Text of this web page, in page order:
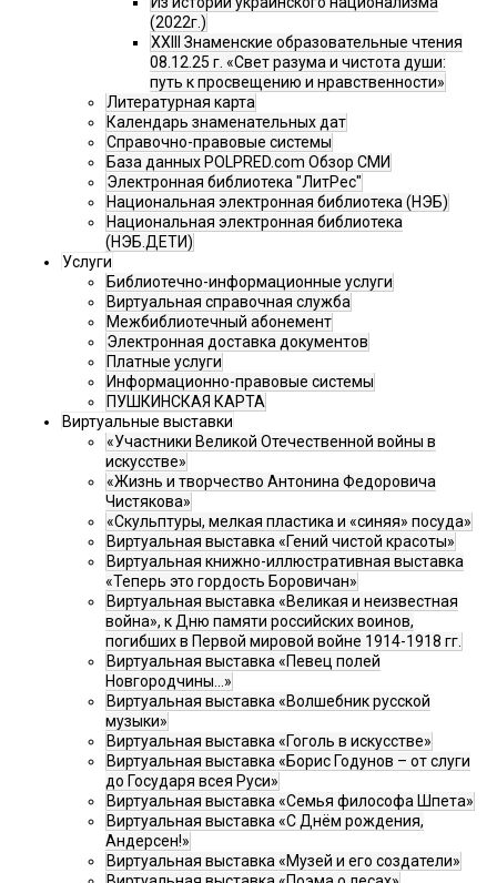
(2022г.)
XXIII Знаменские образовательные чтения
08.12.25 г. «Свет разума и чистота души:
путь к просвещению и нравственности»
Литературная карта
Календарь знаменательных дат
Справочно-правовые системы
База данных POLPRED.com Обзор СМИ
Электронная библиотека "ЛитРес"
Национальная электронная библиотека (НЭБ)
Национальная электронная библиотека
(НЭБ.ДЕТИ)
Услуги
Библиотечно-информационные услуги
Виртуальная справочная служба
Межбиблиотечный абонемент
Электронная доставка документов
Платные услуги
Информационно-правовые системы
ПУШКИНСКАЯ КАРТА
Виртуальные выставки
«Участники Великой Отечественной войны в
искусстве»
«Жизнь и творчество Антонина Федоровича
Чистякова»
«Скульптуры, мелкая пластика и «синяя» посуда»
Виртуальная выставка «Гений чистой красоты»
Виртуальная книжно-иллюстративная выставка
«Теперь это гордость Боровичан»
Виртуальная выставка «Великая и неизвестная
война», к Дню памяти российских воинов,
погибших в Первой мировой войне 1914-1918 гг.
Виртуальная выставка «Певец полей
Новгородчины…»
Виртуальная выставка «Волшебник русской
музыки»
Виртуальная выставка «Гоголь в искусстве»
Виртуальная выставка «Борис Годунов – от слуги
до Государя всея Руси»
Виртуальная выставка «Семья философа Шпета»
Виртуальная выставка «С Днём рождения,
Андерсен!»
Виртуальная выставка «Музей и его создатели»